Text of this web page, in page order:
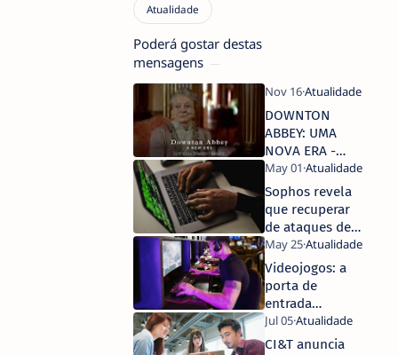
Poderá gostar destas
mensagens
DOWNTON
ABBEY: UMA
NOVA ERA -
Teaser Poster &
Novo Trailer
Sophos revela
que recuperar
de ataques de
ransomware
custa cerca de
mais de 1.5
milhões de
euros – mais do
ano
Videojogos: a
porta de
entrada
perfeita para
cibercriminosos
CI&T anuncia